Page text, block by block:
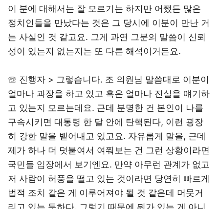
이 분에 대해서는 잘 모르기는 하지만 어쨌든 많은
정치인들을 만났다는 것은 그 당시에 이분이 만난 거
는 사실인 것 같고요. 그게 과연 그분의 말씀이 신뢰
성이 있는지 없는지는 또 다른 해석이거든요.
☏ 진행자 > 그렇습니다. 조 의원님 말씀대로 이분이
얼마나 과장을 하고 있고 혹은 얼마나 진실을 얘기하
고 있는지 모르는데요. 근데 분명한 건 본인이 나를
구속시키면 대통령 한 달 안에 탄핵된다, 이런 굉장
히 강한 말을 뱉어내고 있고요. 자유롭게 말을, 근데
제가 하나 더 덧붙여서 여쭤보는 건 그런 상황이라면
국민들 입장에서 보기엔요. 만약 아무런 관계가 없고
저 사람이 허풍을 떨고 있는 것이라면 당연히 빠르게
법적 조치 같은 게 이루어져야 될 것 같은데 머뭇거
리고 있는 듯하다. 그렇기 때문에 뭐가 있는 게 아니